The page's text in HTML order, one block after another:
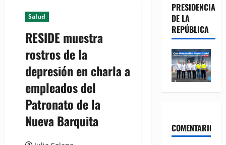
Salud
RESIDE muestra
rostros de la
depresión en charla a
empleados del
Patronato de la
Nueva Barquita
PRESIDENCIA
DE LA
REPÚBLICA
COMENTARIOS